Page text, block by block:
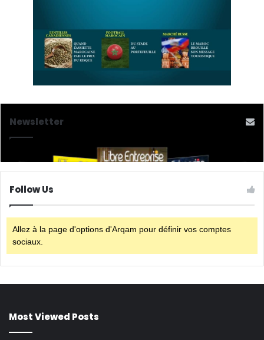
Newsletter
Follow Us
Allez à la page d'options d'Arqam pour définir vos comptes
sociaux.
Most Viewed Posts